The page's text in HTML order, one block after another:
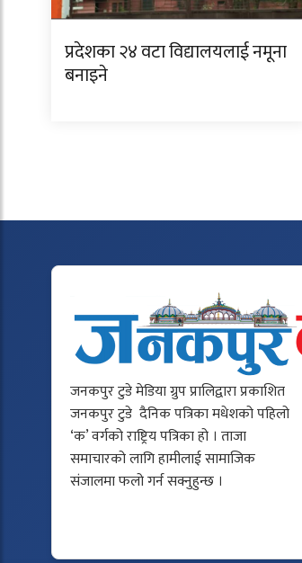
प्रदेशका २४ वटा विद्यालयलाई नमूना
बनाइने
जनकपुर टुडे मेडिया ग्रुप प्रालिद्वारा प्रकाशित
जनकपुर टुडे दैनिक पत्रिका मधेशको पहिलो
‘क’ वर्गको राष्ट्रिय पत्रिका हो । ताजा
समाचारको लागि हामीलाई सामाजिक
संजालमा फलो गर्न सक्नुहुन्छ ।